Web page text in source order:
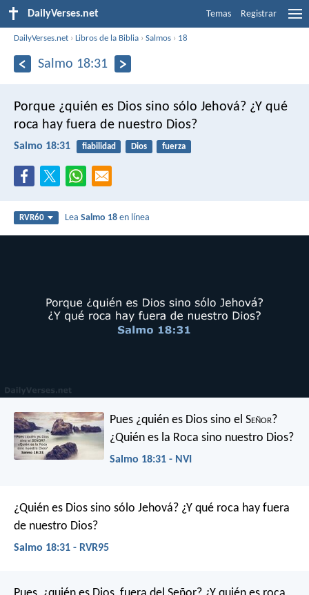
DailyVerses.net Temas Registrar
DailyVerses.net ›Libros de la Biblia ›Salmos › 18
Salmo 18:31
Porque ¿quién es Dios sino sólo Jehová? ¿Y qué
roca hay fuera de nuestro Dios?
Salmo 18:31 fiabilidad Dios fuerza
RVR60 LeaSalmo 18 en línea
Pues ¿quién es Dios sino el Señor?
¿Quién es la Roca sino nuestro Dios?
Salmo 18:31 - NVI
¿Quién es Dios sino sólo Jehová? ¿Y qué roca hay fuera
de nuestro Dios?
Salmo 18:31 - RVR95